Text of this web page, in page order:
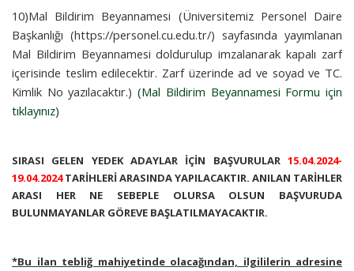
10)Mal Bildirim Beyannamesi (Üniversitemiz Personel Daire
Başkanlığı (https://personel.cu.edu.tr/) sayfasında yayımlanan
Mal Bildirim Beyannamesi doldurulup imzalanarak kapalı zarf
içerisinde teslim edilecektir. Zarf üzerinde ad ve soyad ve TC.
Kimlik No yazılacaktır.)(Mal Bildirim Beyannamesi Formu için
tıklayınız)
SIRASI GELEN YEDEK ADAYLAR İÇİN BAŞVURULAR 15.04.2024-
19.04.2024TARİHLERİ ARASINDA YAPILACAKTIR. ANILAN TARİHLER
ARASI HER NE SEBEPLE OLURSA OLSUN BAŞVURUDA
BULUNMAYANLAR GÖREVE BAŞLATILMAYACAKTIR.
*Bu ilan tebliğ mahiyetinde olacağından, ilgililerin adresine